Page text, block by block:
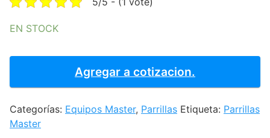
EN STOCK
4
MASTER
Agregar a cotizacion.
Categorías: Equipos Master, Parrillas Etiqueta: Parrillas
Master